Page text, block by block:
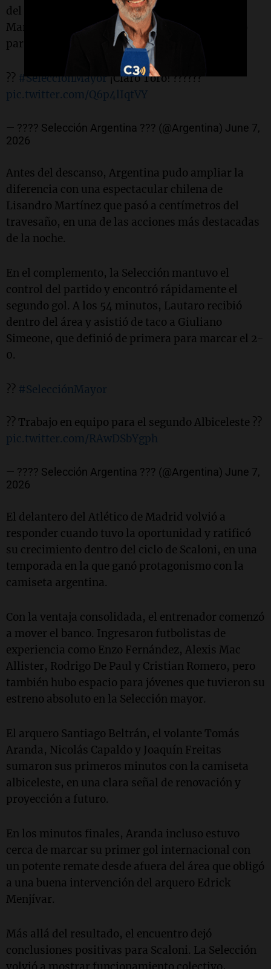
del área y el árbitro sancionó penal. Lautaro
Martínez se hizo cargo de la ejecución y no falló
para establecer el 1-0.
?? #SelecciónMayor¡Claro Toro! ??????
pic.twitter.com/Q6p4lIqtVY
— ???? Selección Argentina ??? (@Argentina) June 7,
2026
Antes del descanso, Argentina pudo ampliar la
diferencia con una espectacular chilena de
Lisandro Martínez que pasó a centímetros del
travesaño, en una de las acciones más destacadas
de la noche.
En el complemento, la Selección mantuvo el
control del partido y encontró rápidamente el
segundo gol. A los 54 minutos, Lautaro recibió
dentro del área y asistió de taco a Giuliano
Simeone, que definió de primera para marcar el 2-
0.
?? #SelecciónMayor
?? Trabajo en equipo para el segundo Albiceleste ??
pic.twitter.com/RAwDSbYgph
— ???? Selección Argentina ??? (@Argentina) June 7,
2026
El delantero del Atlético de Madrid volvió a
responder cuando tuvo la oportunidad y ratificó
su crecimiento dentro del ciclo de Scaloni, en una
temporada en la que ganó protagonismo con la
camiseta argentina.
Con la ventaja consolidada, el entrenador comenzó
a mover el banco. Ingresaron futbolistas de
experiencia como Enzo Fernández, Alexis Mac
Allister, Rodrigo De Paul y Cristian Romero, pero
también hubo espacio para jóvenes que tuvieron su
estreno absoluto en la Selección mayor.
El arquero Santiago Beltrán, el volante Tomás
Aranda, Nicolás Capaldo y Joaquín Freitas
sumaron sus primeros minutos con la camiseta
albiceleste, en una clara señal de renovación y
proyección a futuro.
En los minutos finales, Aranda incluso estuvo
cerca de marcar su primer gol internacional con
un potente remate desde afuera del área que obligó
a una buena intervención del arquero Edrick
Menjívar.
Más allá del resultado, el encuentro dejó
conclusiones positivas para Scaloni. La Selección